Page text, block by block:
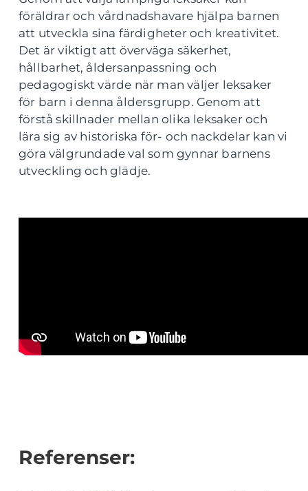
föräldrar och vårdnadshavare hjälpa barnen
att utveckla sina färdigheter och kreativitet.
Det är viktigt att överväga säkerhet,
hållbarhet, åldersanpassning och
pedagogiskt värde när man väljer leksaker
för barn i denna åldersgrupp. Genom att
förstå skillnader mellan olika leksaker och
lära sig av historiska för- och nackdelar kan vi
göra välgrundade val som gynnar barnens
utveckling och glädje.
Referenser: